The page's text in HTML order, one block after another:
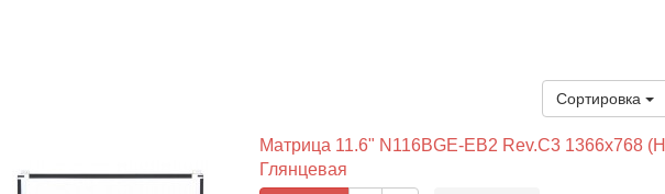
Сортировка
Матрица 11.6" N116BGE-EB2 Rev.C3 1366x768
Глянцевая